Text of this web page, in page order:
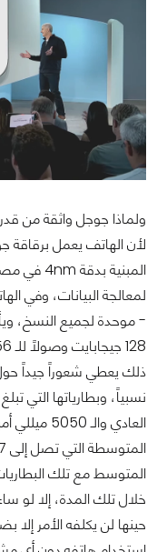
ولماذا جوجل واثقة من
- موحدة لجميع النسخ،
ذلك يعطي شعوراً جيداً
المتوسط مع تلك
خلال تلك المدة، إلا لو
حينها لن يكلفه الأمر إلا